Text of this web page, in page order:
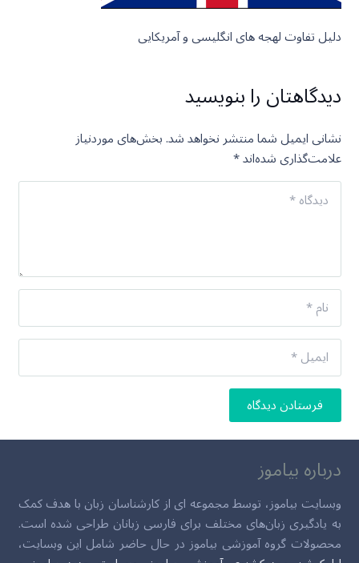
دلیل تفاوت لهجه های انگلیسی و آمریکایی
دیدگاهتان را بنویسید
نشانی ایمیل شما منتشر نخواهد شد.بخش‌های موردنیاز
علامت‌گذاری شده‌اند*
فرستادن دیدگاه
درباره بیاموز
وبسایت بیاموز، توسط مجموعه ای از کارشناسان زبان با هدف کمک
به یادگیری زبان‌های مختلف برای فارسی زبانان طراحی شده است.
محصولات گروه آموزشی بیاموز در حال حاضر شامل این وبسایت،